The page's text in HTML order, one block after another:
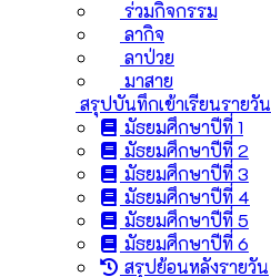
ร่วมกิจกรรม
ลากิจ
ลาป่วย
มาสาย
สรุปบันทึกเข้าเรียนรายวัน
มัธยมศึกษาปีที่ 1
มัธยมศึกษาปีที่ 2
มัธยมศึกษาปีที่ 3
มัธยมศึกษาปีที่ 4
มัธยมศึกษาปีที่ 5
มัธยมศึกษาปีที่ 6
สรุปย้อนหลังรายวัน